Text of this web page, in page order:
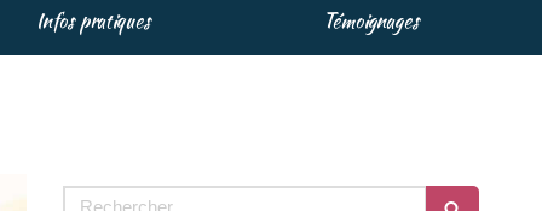
Infos pratiques Témoignages
Rechercher